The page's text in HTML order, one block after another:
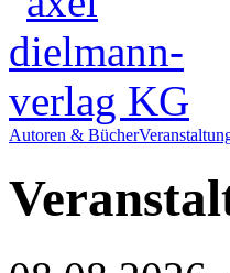
Autoren & Bücher